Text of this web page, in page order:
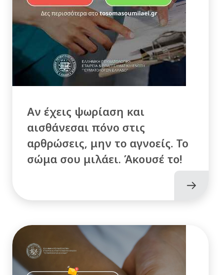
Αν έχεις ψωρίαση και
αισθάνεσαι πόνο στις
αρθρώσεις, μην το αγνοείς. Το
σώμα σου μιλάει. Άκουσέ το!